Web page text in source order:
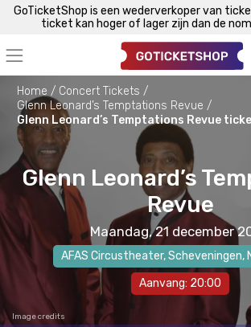
GoTicketShop is een wederverkoper van
ticket kan hoger of lager zijn dan de
Home
Concert Tickets
Glenn Leonard’s Temptations Revue
Glenn Leonard’s Temptations Revue
Glenn Leonard’s
Revue
Maandag, 21 december
AFAS Circustheater,Scheveningen,
Aanvang: 20:00
Image credits